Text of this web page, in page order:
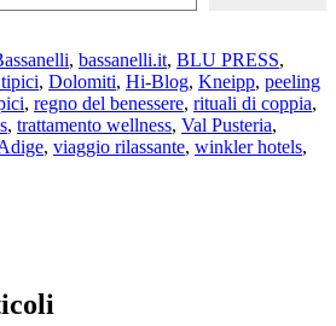
, bassanelli.it, BLU PRESS,
, Dolomiti, Hi-Blog, Kneipp, peeling
, regno del benessere, rituali di coppia,
, trattamento wellness, Val Pusteria,
, viaggio rilassante, winkler hotels,